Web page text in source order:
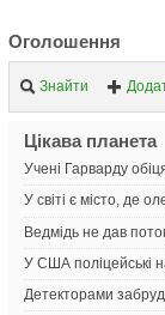
Оголошення
Знайти
Цікава планета
Учені Гарварду
У світі є місто, де
Ведмідь не дав
У США поліцейські
Детекторами